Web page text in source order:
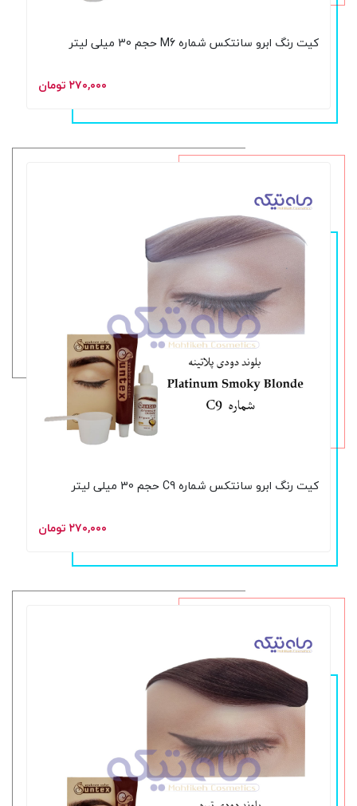
کیت رنگ ابرو سانتکس شماره M6 حجم 30 میلی لیتر
۲۷۰,۰۰۰ تومان
کیت رنگ ابرو سانتکس شماره C9 حجم 30 میلی لیتر
۲۷۰,۰۰۰ تومان